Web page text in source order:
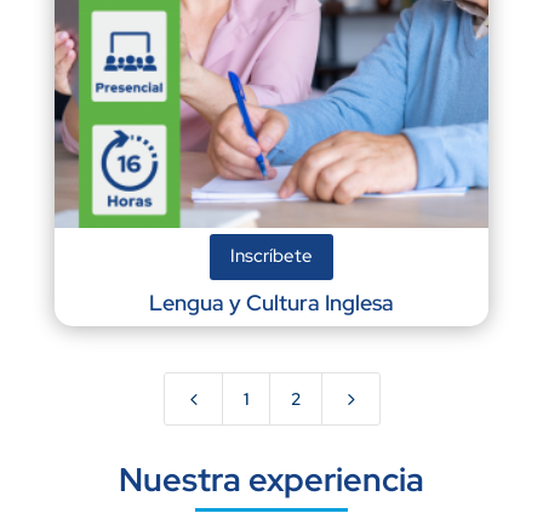
Inscríbete
Lengua y Cultura Inglesa
4 1 2 5
Nuestra experiencia